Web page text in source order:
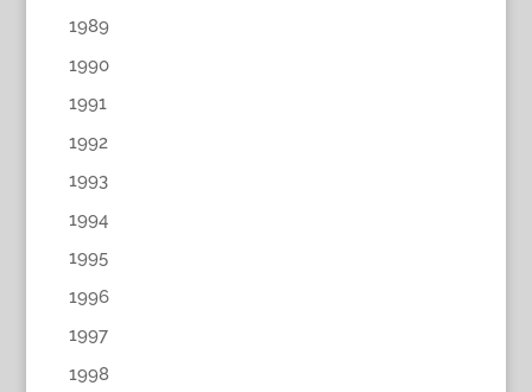
1989
1990
1991
1992
1993
1994
1995
1996
1997
1998